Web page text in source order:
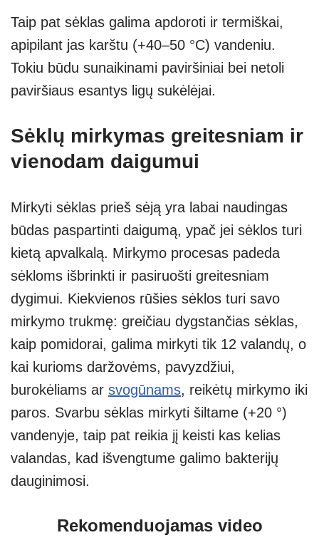
Taip pat sėklas galima apdoroti ir termiškai,
apipilant jas karštu (+40–50 °C) vandeniu.
Tokiu būdu sunaikinami paviršiniai bei netoli
paviršiaus esantys ligų sukėlėjai.
Sėklų mirkymas greitesniam ir
vienodam daigumui
Mirkyti sėklas prieš sėją yra labai naudingas
būdas paspartinti daigumą, ypač jei sėklos turi
kietą apvalkalą. Mirkymo procesas padeda
sėkloms išbrinkti ir pasiruošti greitesniam
dygimui. Kiekvienos rūšies sėklos turi savo
mirkymo trukmę: greičiau dygstančias sėklas,
kaip pomidorai, galima mirkyti tik 12 valandų, o
kai kurioms daržovėms, pavyzdžiui,
burokėliams ar svogūnams, reikėtų mirkymo iki
paros. Svarbu sėklas mirkyti šiltame (+20 °)
vandenyje, taip pat reikia jį keisti kas kelias
valandas, kad išvengtume galimo bakterijų
dauginimosi.
Rekomenduojamas video